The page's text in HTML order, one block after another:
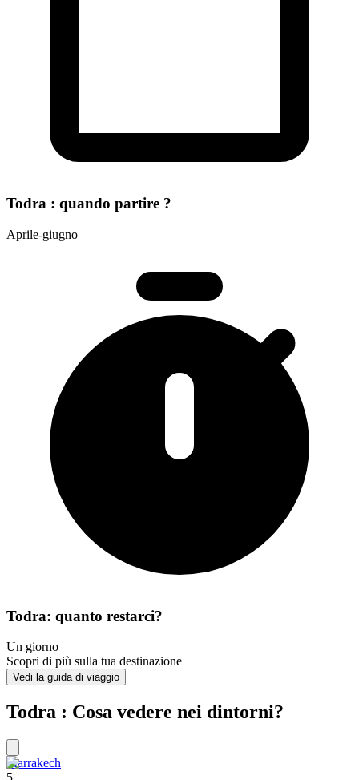
Todra : quando partire ?
Aprile-giugno
Todra: quanto restarci?
Un giorno
Scopri di più sulla tua destinazione
Vedi la guida di viaggio
Todra : Cosa vedere nei dintorni?
Marrakech